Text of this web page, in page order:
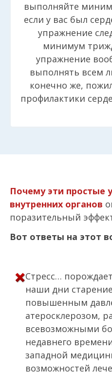
выполняйте
если у вас был
упражнение
минимум
упражнение
выполнять всем
конечно же,
профилактики
Почему эти простые
внутренних органов
поразительный
Вот ответы на этот
Стресс…
наши дни
повышенным
атеросклерозом,
всевозможными
недавнего
западной
возможностей